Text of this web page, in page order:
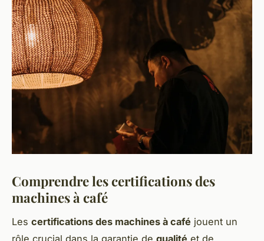
Comprendre les certifications des
machines à café
Les certifications des machines à café jouent un
rôle crucial dans la garantie de qualité et de